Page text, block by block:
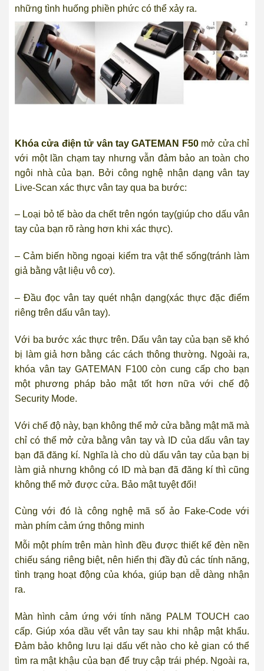
những tình huống phiền phức có thể xảy ra.
Khóa cửa điện tử vân tay GATEMAN F50mở cửa chỉ
với một lần chạm tay nhưng vẫn đảm bảo an toàn cho
ngôi nhà của bạn. Bởi công nghệ nhận dạng vân tay
Live-Scan xác thực vân tay qua ba bước:
– Loại bỏ tế bào da chết trên ngón tay(giúp cho dấu vân
tay của bạn rõ ràng hơn khi xác thực).
– Cảm biến hồng ngoại kiểm tra vật thể sống(tránh làm
giả bằng vật liệu vô cơ).
– Đầu đọc vân tay quét nhận dạng(xác thực đặc điểm
riêng trên dấu vân tay).
Với ba bước xác thực trên. Dấu vân tay của bạn sẽ khó
bị làm giả hơn bằng các cách thông thường. Ngoài ra,
khóa vân tay GATEMAN F100 còn cung cấp cho bạn
một phương pháp bảo mật tốt hơn nữa với chế độ
Security Mode.
Với chế độ này, bạn không thể mở cửa bằng mật mã mà
chỉ có thể mở cửa bằng vân tay và ID của dấu vân tay
bạn đã đăng kí. Nghĩa là cho dù dấu vân tay của bạn bị
làm giả nhưng không có ID mà bạn đã đăng kí thì cũng
không thể mở được cửa. Bảo mật tuyệt đối!
Cùng với đó là công nghệ mã số ảo Fake-Code với
màn phím cảm ứng thông minh
Mỗi một phím trên màn hình đều được thiết kế đèn nền
chiếu sáng riêng biệt, nên hiển thị đầy đủ các tính năng,
tình trạng hoạt động của khóa, giúp bạn dễ dàng nhận
ra.
Màn hình cảm ứng với tính năng PALM TOUCH cao
cấp. Giúp xóa dầu vết vân tay sau khi nhập mật khẩu.
Đảm bảo không lưu lại dấu vết nào cho kẻ gian có thể
tìm ra mật khậu của bạn để truy cập trái phép. Ngoài ra,